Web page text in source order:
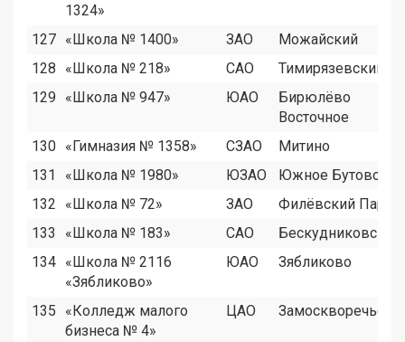
1324»
127 «Школа № 1400» ЗАО
Можайский
128
«Школа № 218» САО
Тимирязевский
129
«Школа № 947» ЮАО
Бирюлёво
Восточное
130 «Гимназия № 1358» СЗАО
Митино
131
«Школа № 1980» ЮЗАО
Южное Бутово
132
«Школа № 72» ЗАО
Филёвский Парк
133
«Школа № 183» САО
Бескудниковский
134 «Школа № 2116
«Зябликово»
ЮАО Зябликово
135
«Колледж малого
бизнеса № 4»
ЦАО Замоскворечье